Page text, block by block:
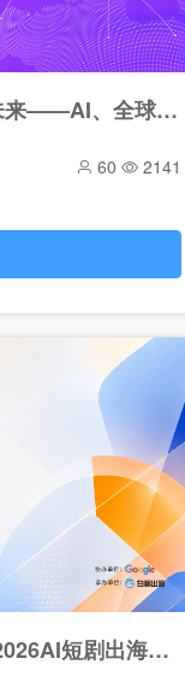
Stripe Oline：预见营收未来——AI、全球支付与亚太机遇（2026-08-12）
60
2141
链通全球，剧创价值——2026AI短剧出海全链路变现行业沙龙（2026-08-20）